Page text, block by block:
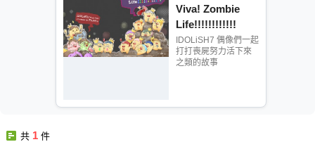
Viva! Zombie
Life!!!!!!!!!!!!
IDOLiSH7 偶像們一起
打打喪屍努力活下來
之類的故事
共 1 件